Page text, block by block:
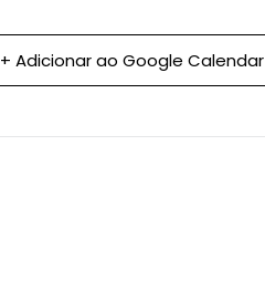
+ Adicionar ao Google Calendar